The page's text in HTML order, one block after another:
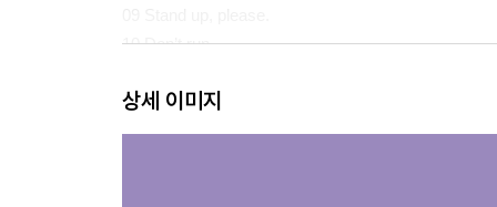
10 Don’t run.
11 How many apples?
12 I can swim.
상세 이미지